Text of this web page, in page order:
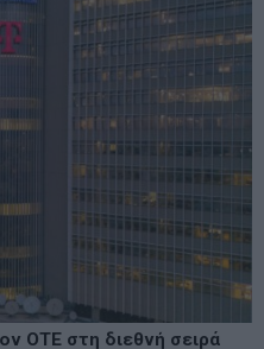
ΟΤΕ στη διεθνή σειρά